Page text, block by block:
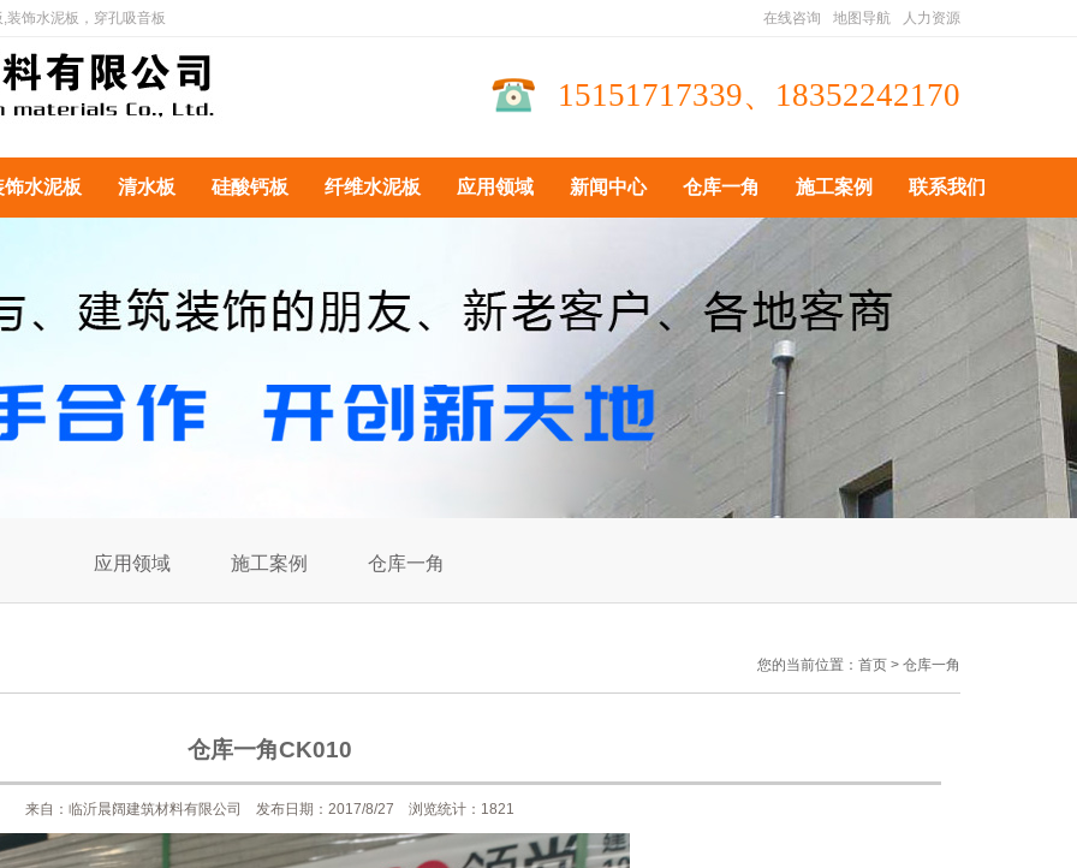
饰水泥板，穿孔吸音板 在线咨询 地图导航 人力资源
15151717339、18352242170
饰水泥板 清水板 硅酸钙板 纤维水泥板 应用领域 新闻中心 仓库一角 施工案例 联系我们
应用领域 施工案例 仓库一角
您的当前位置： 首页 > 仓库一角
仓库一角CK010
来自：临沂晨阔建筑材料有限公司 发布日期：2017/8/27 浏览统计：1821